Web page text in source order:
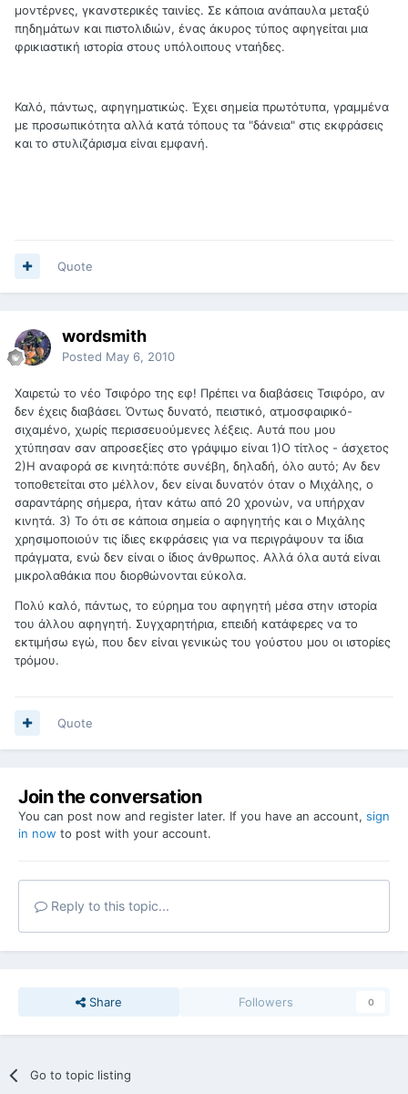
μοντέρνες, γκανστερικές ταινίες. Σε κάποια ανάπαυλα μεταξύ
πηδημάτων και πιστολιδιών, ένας άκυρος τύπος αφηγείται μια
φρικιαστική ιστορία στους υπόλοιπους νταήδες.
Καλό, πάντως, αφηγηματικώς. Έχει σημεία πρωτότυπα, γραμμένα
με προσωπικότητα αλλά κατά τόπους τα "δάνεια" στις εκφράσεις
και το στυλιζάρισμα είναι εμφανή.
Quote
wordsmith
Posted May 6, 2010
Xαιρετώ το νέο Τσιφόρο της εφ! Πρέπει να διαβάσεις Τσιφόρο, αν
δεν έχεις διαβάσει. Όντως δυνατό, πειστικό, ατμοσφαιρικό-
σιχαμένο, χωρίς περισσευούμενες λέξεις. Αυτά που μου
χτύπησαν σαν απροσεξίες στο γράψιμο είναι 1)Ο τίτλος - άσχετος
2)Η αναφορά σε κινητά:πότε συνέβη, δηλαδή, όλο αυτό; Αν δεν
τοποθετείται στο μέλλον, δεν είναι δυνατόν όταν ο Μιχάλης, ο
σαραντάρης σήμερα, ήταν κάτω από 20 χρονών, να υπήρχαν
κινητά. 3) Το ότι σε κάποια σημεία ο αφηγητής και ο Μιχάλης
χρησιμοποιούν τις ίδιες εκφράσεις για να περιγράψουν τα ίδια
πράγματα, ενώ δεν είναι ο ίδιος άνθρωπος. Αλλά όλα αυτά είναι
μικρολαθάκια που διορθώνονται εύκολα.
Πολύ καλό, πάντως, το εύρημα του αφηγητή μέσα στην ιστορία
του άλλου αφηγητή. Συγχαρητήρια, επειδή κατάφερες να το
εκτιμήσω εγώ, που δεν είναι γενικώς του γούστου μου οι ιστορίες
τρόμου.
Quote
Join the conversation
You can post now and register later. If you have an account, sign
in now to post with your account.
Reply to this topic...
Share Followers 0
Go to topic listing